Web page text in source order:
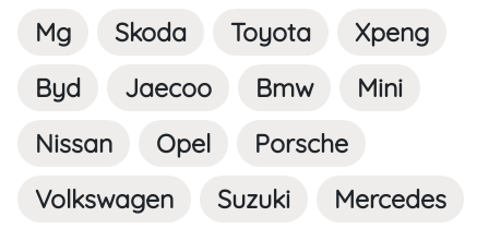
Mg Skoda Toyota
Xpeng
Byd
Jaecoo Bmw
Mini
Nissan
Opel
Porsche
Volkswagen
Suzuki Mercedes